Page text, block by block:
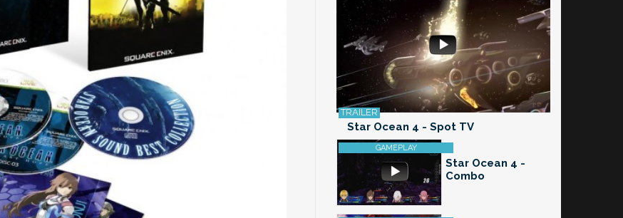
Star Ocean 4 - Spot TV
Star Ocean 4 -
Combo